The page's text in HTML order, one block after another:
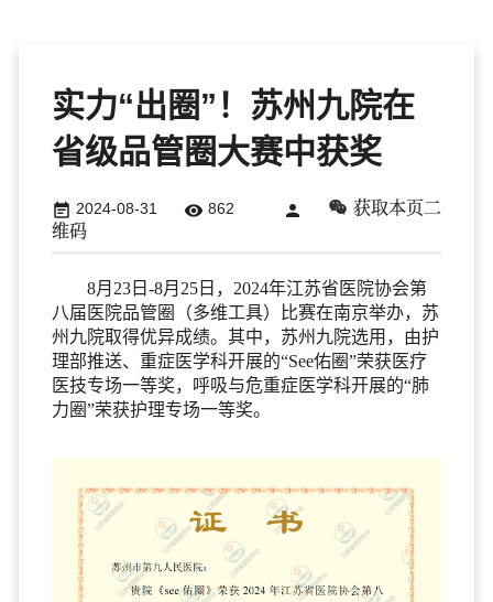
实力“出圈”！苏州九院在
省级品管圈大赛中获奖
 2024-08-31  862 
获取本页二
维码
8月23日-8月25日，2024年江苏省医院协会第
八届医院品管圈（多维工具）比赛在南京举办，苏
州九院取得优异成绩。其中，苏州九院选用，由护
理部推送、重症医学科开展的“See佑圈”荣获医疗
医技专场一等奖，呼吸与危重症医学科开展的“肺
力圈”荣获护理专场一等奖。